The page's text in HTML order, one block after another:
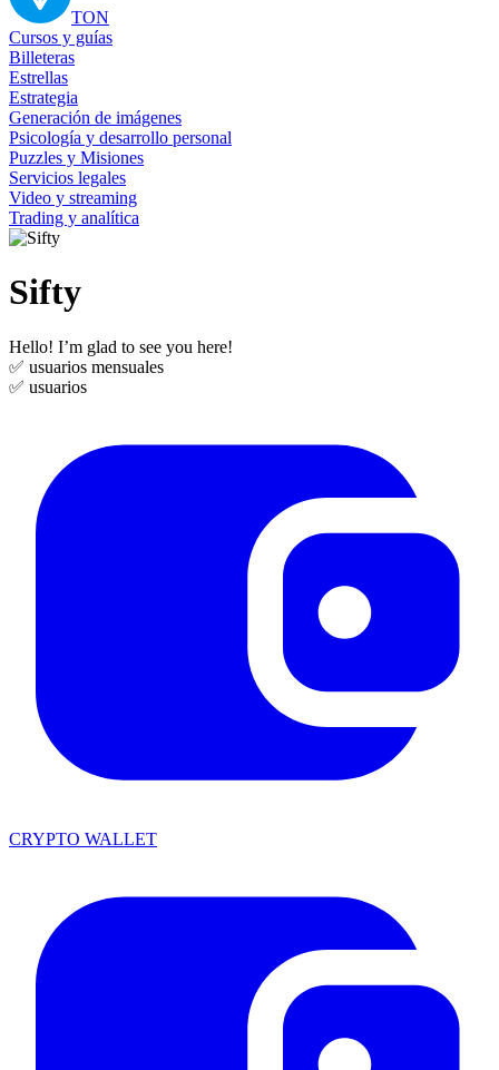
TON
Cursos y guías
Billeteras
Estrellas
Estrategia
Generación de imágenes
Psicología y desarrollo personal
Puzzles y Misiones
Servicios legales
Video y streaming
Trading y analítica
Sifty
Hello! I’m glad to see you here!
✅ usuarios mensuales
✅ usuarios
CRYPTO WALLET